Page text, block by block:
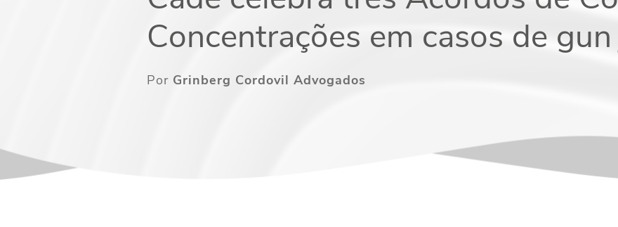
Concentrações em casos de
Por Grinberg Cordovil Advogados